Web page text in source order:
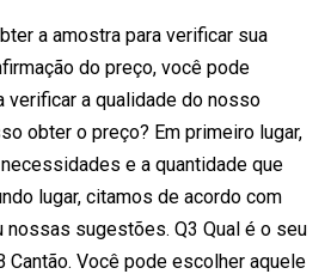
a amostra para verificar sua
do preço, você pode
verificar a qualidade do nosso
obter o preço? Em primeiro lugar,
e a quantidade que
lugar, citamos de acordo com
sugestões. Q3 Qual é o seu
Cantão. Você pode escolher aquele